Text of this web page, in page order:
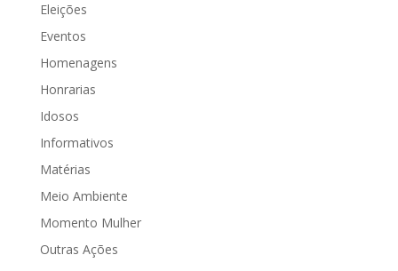
Eleições
Eventos
Homenagens
Honrarias
Idosos
Informativos
Matérias
Meio Ambiente
Momento Mulher
Outras Ações